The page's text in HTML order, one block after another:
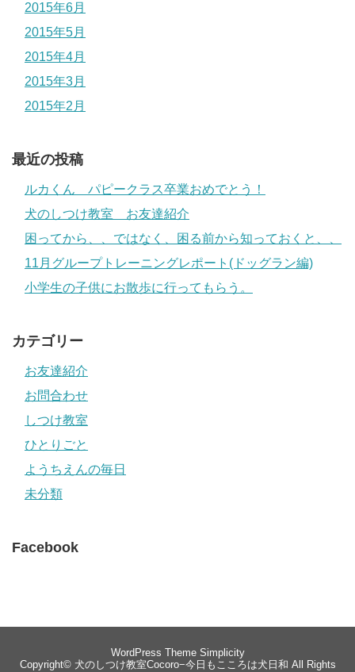
2015年6月
2015年5月
2015年4月
2015年3月
2015年2月
最近の投稿
ルカくん パピークラス卒業おめでとう！
犬のしつけ教室 お友達紹介
困ってから、、ではなく、困る前から知っておくと、、
11月グループトレーニングレポート(ドッグラン編)
小学生の子供にお散歩に行ってもらう。
カテゴリー
お友達紹介
お問合わせ
しつけ教室
ひとりごと
ようちえんの毎日
未分類
Facebook
WordPress Theme Simplicity
Copyright© 犬のしつけ教室Cocoro−今日もこころは犬日和 All Rights